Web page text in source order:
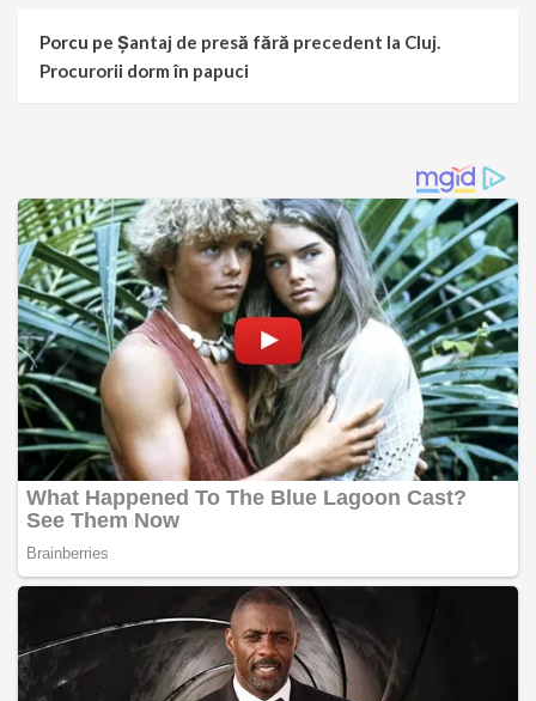
Porcu pe Șantaj de presă fără precedent la Cluj.
Procurorii dorm în papuci